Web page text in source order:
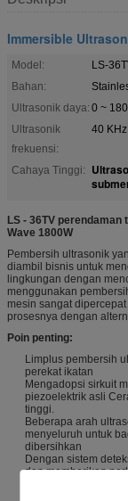
Immersible
Model:
LS-
Bahan:
Ultrasonik daya: 0 ~
Ultrasonik
frekuensi:
40 KHz
Cahaya Tinggi:
LS - 36TV
Wave 1800W
Pembersih ultrasonik
diambil bisnis untuk
lingkungan dengan
menggunakan
mesin sangat
prosesnya dengan
Poin penting:
Limplus pembersih
perekat ikatan
Mengadopsi sirkuit
piezoelektrik asli
tinggi.
Beberapa arah
menyeluruh untuk
dibersihkan
Dengan sistem
dan memberikan